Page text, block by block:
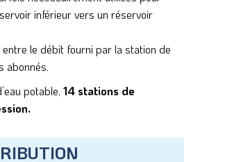
inférieur vers un réservoir
le débit fourni par la station de
abonnés.
potable, 14 stations de